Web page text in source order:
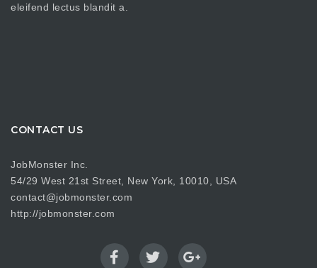
eleifend lectus blandit a.
CONTACT US
JobMonster Inc.
54/29 West 21st Street, New York, 10010, USA
contact@jobmonster.com
http://jobmonster.com